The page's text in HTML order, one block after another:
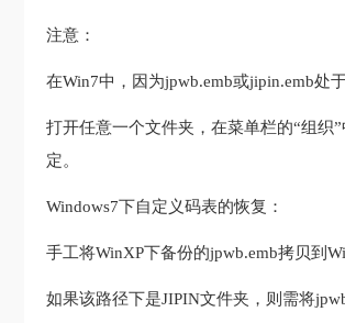
注意：
在Win7中，因为jpwb.emb或jipin.emb处
打开任意一个文件夹，在菜单栏的“组织
定。
Windows7下自定义码表的恢复：
手工将WinXP下备份的jpwb.emb拷贝到
如果该路径下是JIPIN文件夹，则需将